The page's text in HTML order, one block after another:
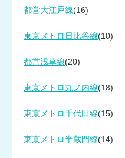
都営大江戸線(16)
東京メトロ日比谷線(10)
都営浅草線(20)
東京メトロ丸ノ内線(18)
東京メトロ千代田線(15)
東京メトロ半蔵門線(14)